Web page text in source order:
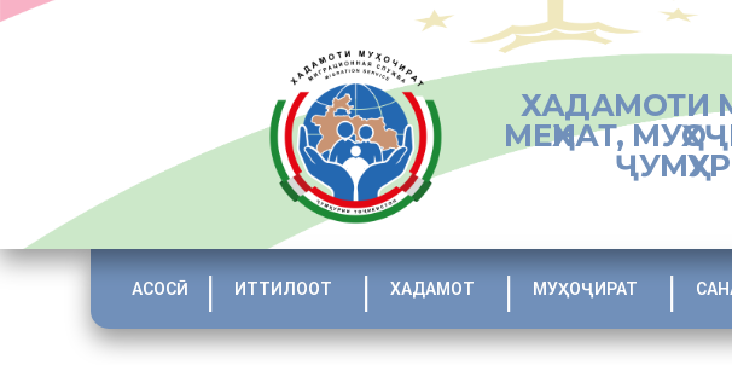
ХАДАМОТИ
МЕҲНАТ,
АСОСӢ ИТТИЛООТ ХАДАМОТ МУҲОҶИРАТ